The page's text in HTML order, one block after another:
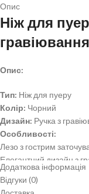
Опис
Ніж для
Опис:
Тип: Ніж для пуеру
Колір: Чорний
Дизайн: Ручка з
Особливості:
Лезо з гострим
Елегантний дизайн з
Виготовлений з
Переваги:
Додаткова інформація
Відгуки (0)